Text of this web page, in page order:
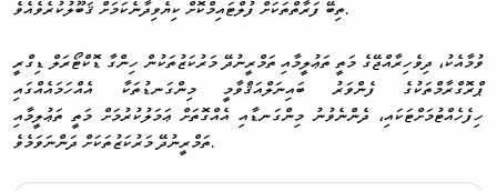
ތިބޭ ފަރާތްތަކަށް ފުލްޓައިމްކޮށް ކިޔެވިދާނެކަމަށް ޤަބޫލުކުރެވެއެވެ.
ވުމާއެކު، ދިވެހިރާއްޖޭގެ މަތީ ތަޢުލީމާއި ތަމްރީނުދޭ މަރުކަޒުތަކުން ހިންގާ ޑޮކްޓޯރަލް ޑިގްރީ
ޕްރޮގްރާމްތަކުގެ ފެންވަރު ބައިނަލްއަޤްވާމީ މިންގަނޑުތަކާ އެއްހަމައެއްގައި
ހިފެހެއްޓުމަށްޓަކައި، ދެންނެވުނު މިންގަނޑާއި އެއްގޮތަށް ޢަމަލުކުރުމަށް މަތީ ތަޢުލީމާއި
ތަމްރީނުދޭ މަރުކަޒުތަކަށް ދަންނަވަމެވެ.